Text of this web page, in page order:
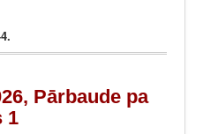
Pārbaude pa
1